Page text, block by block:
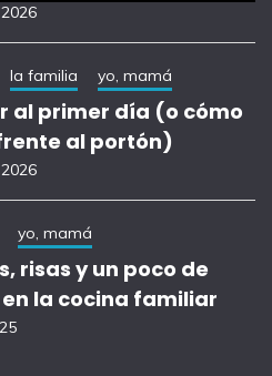
la familia yo, mamá
al primer día (o cómo
al portón)
yo, mamá
risas y un poco de
la cocina familiar